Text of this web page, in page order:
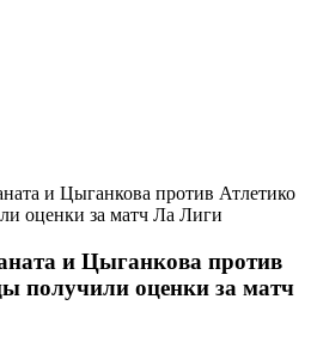
и Цыганкова против Атлетико
оценки за матч Ла Лиги
и Цыганкова против
получили оценки за матч